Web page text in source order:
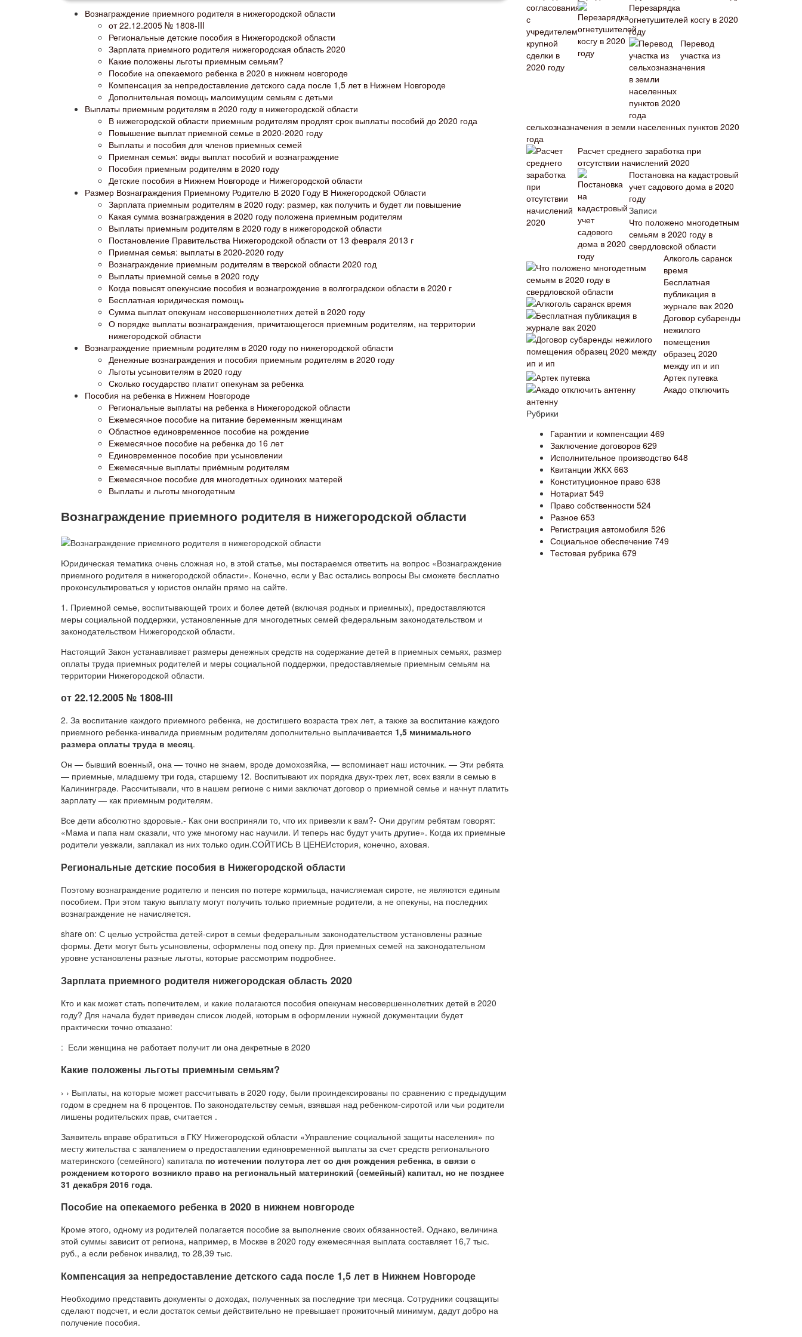
Вознаграждение приемного родителя в нижегородской области
от 22.12.2005 № 1808-III
Региональные детские пособия в Нижегородской области
Зарплата приемного родителя нижегородская область 2020
Какие положены льготы приемным семьям?
Пособие на опекаемого ребенка в 2020 в нижнем новгороде
Компенсация за непредоставление детского сада после 1,5 лет в Нижнем Новгороде
Дополнительная помощь малоимущим семьям с детьми
Выплаты приемным родителям в 2020 году в нижегородской области
В нижегородской области приемным родителям продлят срок выплаты пособий до 2020 года
Повышение выплат приемной семье в 2020-2020 году
Выплаты и пособия для членов приемных семей
Приемная семья: виды выплат пособий и вознаграждение
Пособия приемным родителям в 2020 году
Детские пособия в Нижнем Новгороде и Нижегородской области
Размер Вознаграждения Приемному Родителю В 2020 Году В Нижегородской Области
Зарплата приемным родителям в 2020 году: размер, как получить и будет ли повышение
Какая сумма вознаграждения в 2020 году положена приемным родителям
Выплаты приемным родителям в 2020 году в нижегородской области
Постановление Правительства Нижегородской области от 13 февраля 2013 г
Приемная семья: выплаты в 2020-2020 году
Вознаграждение приемным родителям в тверской области 2020 год
Выплаты приемной семье в 2020 году
Когда повысят опекунские пособия и вознагрождение в волгоградскои области в 2020 г
Бесплатная юридическая помощь
Сумма выплат опекунам несовершеннолетних детей в 2020 году
О порядке выплаты вознаграждения, причитающегося приемным родителям, на территории
нижегородской области
Вознаграждение приемным родителям в 2020 году по нижегородской области
Денежные вознаграждения и пособия приемным родителям в 2020 году
Льготы усыновителям в 2020 году
Сколько государство платит опекунам за ребенка
Пособия на ребенка в Нижнем Новгороде
Региональные выплаты на ребенка в Нижегородской области
Ежемесячное пособие на питание беременным женщинам
Областное единовременное пособие на рождение
Ежемесячное пособие на ребенка до 16 лет
Единовременное пособие при усыновлении
Ежемесячные выплаты приёмным родителям
Ежемесячное пособие для многодетных одиноких матерей
Выплаты и льготы многодетным
Вознаграждение приемного родителя в нижегородской области
Юридическая тематика очень сложная но, в этой статье, мы постараемся ответить на вопрос «Вознаграждение
приемного родителя в нижегородской области». Конечно, если у Вас остались вопросы Вы сможете бесплатно
проконсультироваться у юристов онлайн прямо на сайте.
1. Приемной семье, воспитывающей троих и более детей (включая родных и приемных), предоставляются
меры социальной поддержки, установленные для многодетных семей федеральным законодательством и
законодательством Нижегородской области.
Настоящий Закон устанавливает размеры денежных средств на содержание детей в приемных семьях, размер
оплаты труда приемных родителей и меры социальной поддержки, предоставляемые приемным семьям на
территории Нижегородской области.
от 22.12.2005 № 1808-III
2. За воспитание каждого приемного ребенка, не достигшего возраста трех лет, а также за воспитание каждого
приемного ребенка-инвалида приемным родителям дополнительно выплачивается 1,5 минимального
размера оплаты труда в месяц.
Он — бывший военный, она — точно не знаем, вроде домохозяйка, — вспоминает наш источник. — Эти ребята
— приемные, младшему три года, старшему 12. Воспитывают их порядка двух-трех лет, всех взяли в семью в
Калининграде. Рассчитывали, что в нашем регионе с ними заключат договор о приемной семье и начнут платить
зарплату — как приемным родителям.
Все дети абсолютно здоровые.- Как они восприняли то, что их привезли к вам?- Они другим ребятам говорят:
«Мама и папа нам сказали, что уже многому нас научили. И теперь нас будут учить другие». Когда их приемные
родители уезжали, заплакал из них только один.СОЙТИСЬ В ЦЕНЕИстория, конечно, аховая.
Региональные детские пособия в Нижегородской области
Поэтому вознаграждение родителю и пенсия по потере кормильца, начисляемая сироте, не являются единым
пособием. При этом такую выплату могут получить только приемные родители, а не опекуны, на последних
вознаграждение не начисляется.
share on: С целью устройства детей-сирот в семьи федеральным законодательством установлены разные
формы. Дети могут быть усыновлены, оформлены под опеку пр. Для приемных семей на законодательном
уровне установлены разные льготы, которые рассмотрим подробнее.
Зарплата приемного родителя нижегородская область 2020
Кто и как может стать попечителем, и какие полагаются пособия опекунам несовершеннолетних детей в 2020
году? Для начала будет приведен список людей, которым в оформлении нужной документации будет
практически точно отказано:
: Если женщина не работает получит ли она декретные в 2020
Какие положены льготы приемным семьям?
› › Выплаты, на которые может рассчитывать в 2020 году, были проиндексированы по сравнению с предыдущим
годом в среднем на 6 процентов. По законодательству семья, взявшая над ребенком-сиротой или чьи родители
лишены родительских прав, считается .
Заявитель вправе обратиться в ГКУ Нижегородской области «Управление социальной защиты населения» по
месту жительства с заявлением о предоставлении единовременной выплаты за счет средств регионального
материнского (семейного) капитала по истечении полутора лет со дня рождения ребенка, в связи с
рождением которого возникло право на региональный материнский (семейный) капитал, но не позднее
31 декабря 2016 года.
Пособие на опекаемого ребенка в 2020 в нижнем новгороде
Кроме этого, одному из родителей полагается пособие за выполнение своих обязанностей. Однако, величина
этой суммы зависит от региона, например, в Москве в 2020 году ежемесячная выплата составляет 16,7 тыс.
руб., а если ребенок инвалид, то 28,39 тыс.
Компенсация за непредоставление детского сада после 1,5 лет в Нижнем Новгороде
Необходимо представить документы о доходах, полученных за последние три месяца. Сотрудники соцзащиты
сделают подсчет, и если достаток семьи действительно не превышает прожиточный минимум, дадут добро на
получение пособия.
Перезарядка
огнетушителей косгу в 2020
году
Перевод
участка из
сельхозназначения в земли населенных пунктов 2020
года
Расчет среднего заработка при
отсутствии начислений 2020
Постановка на кадастровый
учет садового дома в 2020
году
Записи
Что положено многодетным
семьям в 2020 году в
свердловской области
Алкоголь саранск
время
Бесплатная
публикация в
журнале вак 2020
Договор субаренды
нежилого
помещения
образец 2020
между ип и ип
Артек путевка
Акадо отключить
антенну
Рубрики
Гарантии и компенсации 469
Заключение договоров 629
Исполнительное производство 648
Квитанции ЖКХ 663
Конституционное право 638
Нотариат549
Право собственности 524
Разное 653
Регистрация автомобиля 526
Социальное обеспечение 749
Тестовая рубрика 679